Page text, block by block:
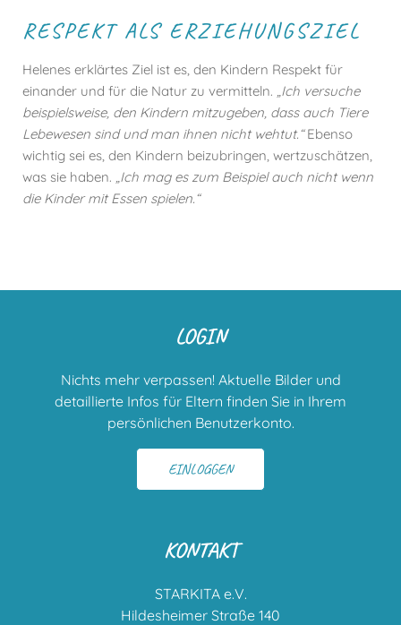
RESPEKT ALS ERZIEHUNGSZIEL
Helenes erklärtes Ziel ist es, den Kindern Respekt für
einander und für die Natur zu vermitteln. „Ich versuche
beispielsweise, den Kindern mitzugeben, dass auch Tiere
Lebewesen sind und man ihnen nicht wehtut.“Ebenso
wichtig sei es, den Kindern beizubringen, wertzuschätzen,
was sie haben. „Ich mag es zum Beispiel auch nicht wenn
die Kinder mit Essen spielen.“
LOGIN
Nichts mehr verpassen! Aktuelle Bilder und
detaillierte Infos für Eltern finden Sie in Ihrem
persönlichen Benutzerkonto.
EINLOGGEN
KONTAKT
STARKITA e.V.
Hildesheimer Straße 140